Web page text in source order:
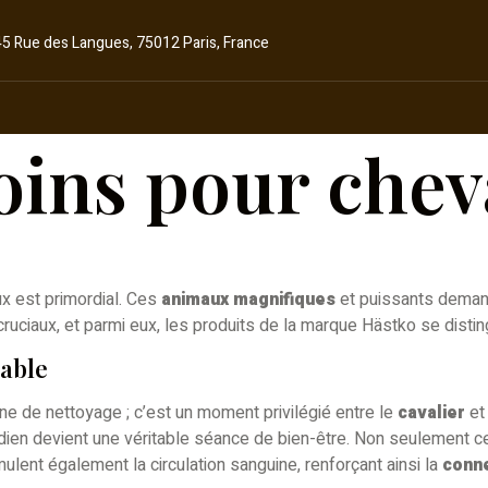
Rue des Langues, 75012 Paris, France
pour
est primordial. Ces animaux magnifiqueset puissants
et parmi eux, les produits de la marque Hästko se
de nettoyage ; c’est un moment privilégié entre le cavalier
devient une véritable séance de bien-être. Non seulement
également la circulation sanguine, renforçant ainsi la